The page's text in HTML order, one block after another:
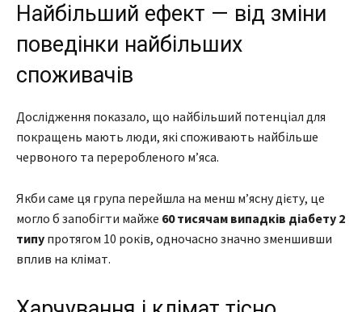
Найбільший ефект — від зміни
поведінки найбільших
споживачів
Дослідження показало, що найбільший потенціал для
покращень мають люди, які споживають найбільше
червоного та переробленого м’яса.
Якби саме ця група перейшла на менш м’ясну дієту, це
могло б запобігти майже 60 тисячам випадків діабету 2
типу протягом 10 років, одночасно значно зменшивши
вплив на клімат.